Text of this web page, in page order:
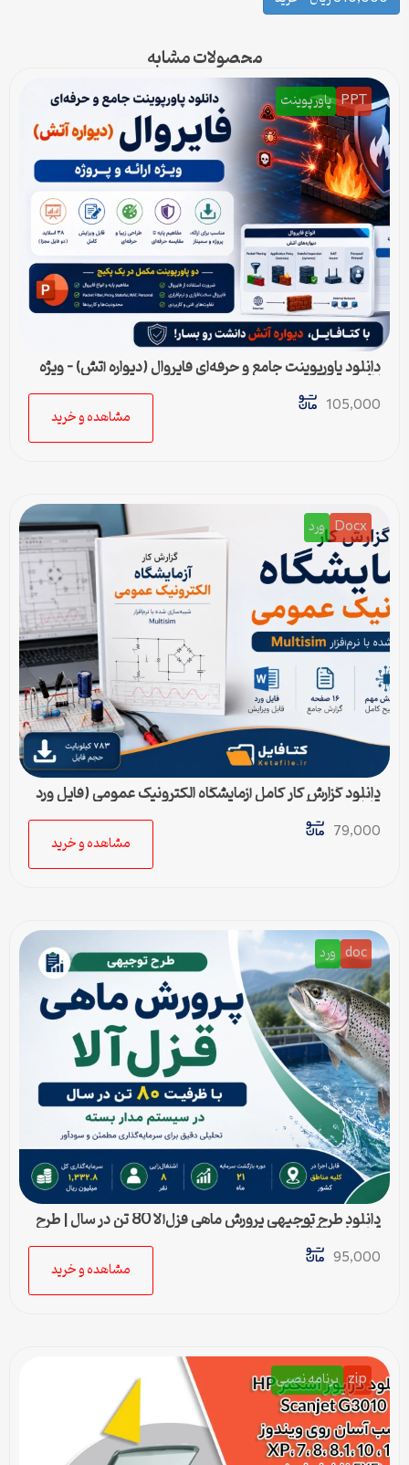
محصولات مشابه
PPT پاورپوینت
دانلود پاورپوینت جامع و حرفه‌ای فایروال (دیواره آتش) – ویژه
ارائه و پروژه
105,000
مشاهده و خرید
Docx ورد
دانلود گزارش کار کامل آزمایشگاه الکترونیک عمومی (فایل ورد
قابل ویرایش)
79,000
مشاهده و خرید
doc ورد
دانلود طرح توجیهی پرورش ماهی قزل‌آلا 80 تن در سال | طرح
آماده Word قابل ویرایش
95,000
مشاهده و خرید
zip برنامه نصبی